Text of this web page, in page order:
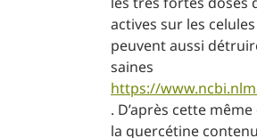
actives sur les
peuvent aussi
saines
https://
. D’après cette
la quercétine